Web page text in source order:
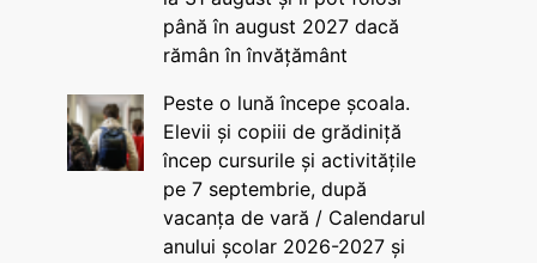
până în august 2027 dacă
rămân în învățământ
Peste o lună începe școala.
Elevii și copiii de grădiniță
încep cursurile și activitățile
pe 7 septembrie, după
vacanța de vară / Calendarul
anului școlar 2026-2027 și